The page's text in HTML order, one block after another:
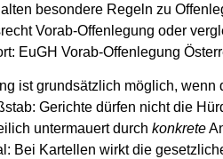
besondere Regeln zu
Vorab‑Offenlegung oder
EuGH Vorab-Offenlegung
ist grundsätzlich möglich, wenn
Gerichte dürfen nicht die
untermauert durch konkrete
Bei Kartellen wirkt die